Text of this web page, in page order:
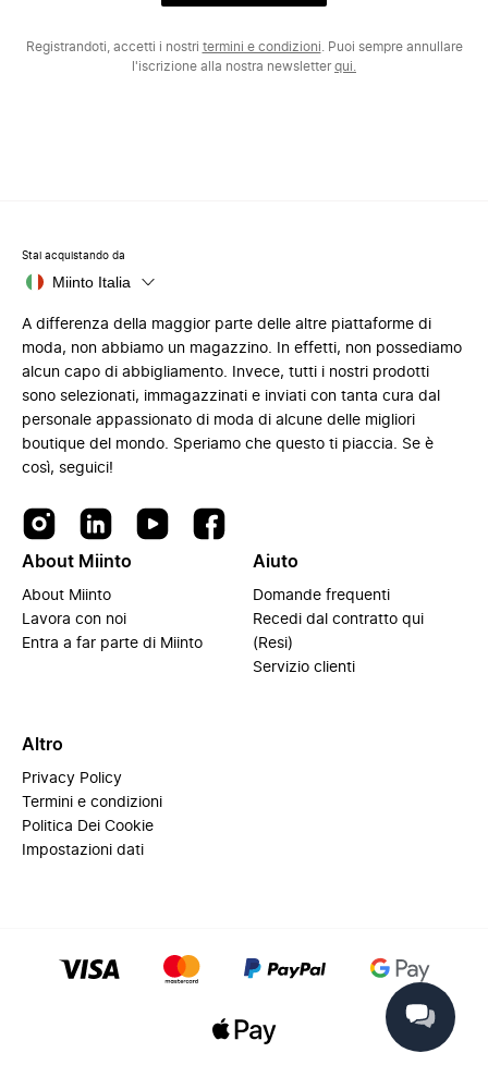
Registrandoti, accetti i nostri termini e condizioni . Puoi sempre annullare
l'iscrizione alla nostra newsletterqui.
Stai acquistando da
Miinto Italia
A differenza della maggior parte delle altre piattaforme di
moda, non abbiamo un magazzino. In effetti, non possediamo
alcun capo di abbigliamento. Invece, tutti i nostri prodotti
sono selezionati, immagazzinati e inviati con tanta cura dal
personale appassionato di moda di alcune delle migliori
boutique del mondo. Speriamo che questo ti piaccia. Se è
così, seguici!
About Miinto
About Miinto
Lavora con noi
Entra a far parte di Miinto
Aiuto
Domande frequenti
Recedi dal contratto qui
(Resi)
Servizio clienti
Altro
Privacy Policy
Termini e condizioni
Politica Dei Cookie
Impostazioni dati